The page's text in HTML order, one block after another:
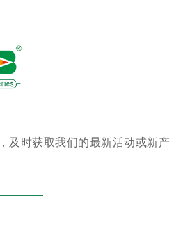
及时获取我们的最新活动或新产